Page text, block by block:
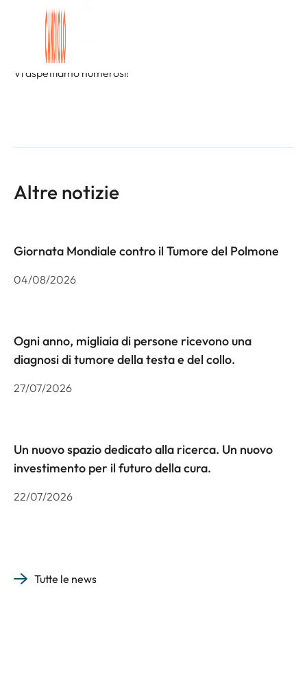
Per tutte le informazioni relative alla mostra, visitate il sito
della mostra.
Vi aspettiamo numerosi!
Altre notizie
Giornata Mondiale contro il Tumore del Polmone
04/08/2026
Ogni anno, migliaia di persone ricevono una
diagnosi di tumore della testa e del collo.
27/07/2026
Un nuovo spazio dedicato alla ricerca. Un nuovo
investimento per il futuro della cura.
22/07/2026
Tutte le news